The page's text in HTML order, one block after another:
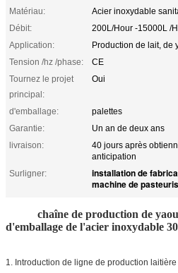
Matériau:
Acier inoxydable
Débit:
200L/Hour -15000L /H
Application:
Production de lait, de
Tension /hz /phase:
CE
Tournez le projet
principal:
Oui
d'emballage:
palettes
Garantie:
Un an de deux ans
livraison:
40 jours après
anticipation
Surligner:
installation de
machine de
chaîne de production de
d'emballage de l'acier inoxydable
1. Introduction de ligne de production laitière